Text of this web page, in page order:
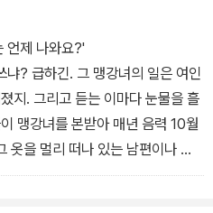
언제 나와요?'
? 급하긴. 그 맹강녀의 일은 여인
지. 그리고 듣는 이마다 눈물을 흘
맹강녀를 본받아 매년 음력 10월
옷을 멀리 떠나 있는 남편이나 아
10월 1일을 한의절이라고 한단다.